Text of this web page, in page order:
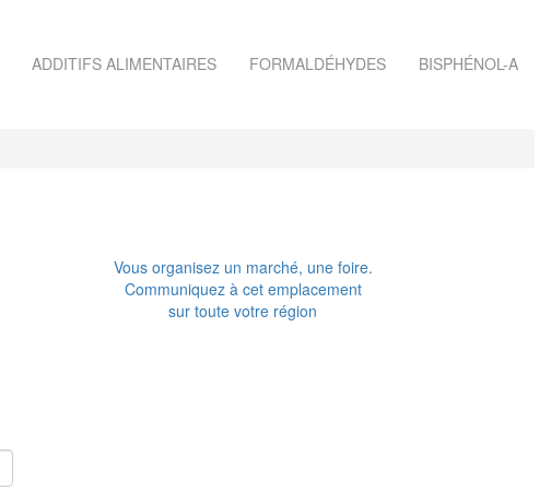
ADDITIFS ALIMENTAIRES FORMALDÉHYDES BISPHÉNOL-A
Vous organisez un marché, une foire.
Communiquez à cet emplacement
sur toute votre région